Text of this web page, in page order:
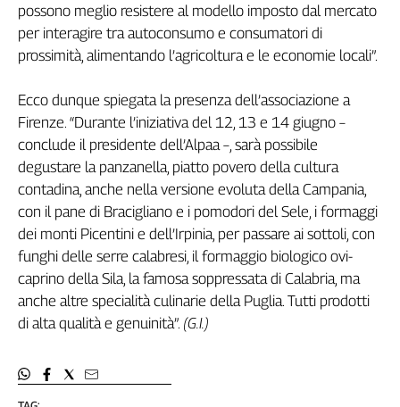
Girasoli
Il
Sassolino
Economica
Tech
Easy
Inserti
Diffusa
InFlai
Le
trasmissioni
tv
Work
in
Progress
possono meglio resistere al modello imposto dal mercato
per interagire tra autoconsumo e consumatori di
prossimità, alimentando l’agricoltura e le economie locali”.
Ecco dunque spiegata la presenza dell’associazione a
Firenze. “Durante l’iniziativa del 12, 13 e 14 giugno –
conclude il presidente dell’Alpaa –, sarà possibile
degustare la panzanella, piatto povero della cultura
contadina, anche nella versione evoluta della Campania,
con il pane di Bracigliano e i pomodori del Sele, i formaggi
dei monti Picentini e dell’Irpinia, per passare ai sottoli, con
funghi delle serre calabresi, il formaggio biologico ovi-
caprino della Sila, la famosa soppressata di Calabria, ma
anche altre specialità culinarie della Puglia. Tutti prodotti
di alta qualità e genuinità”. (G.I.)